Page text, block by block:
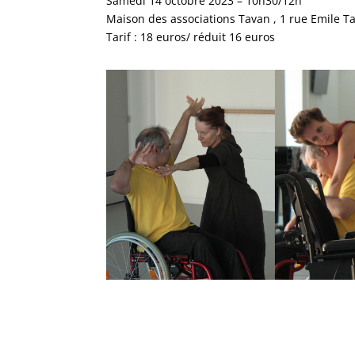
Maison des associations Tavan , 1 rue Emile
Tarif : 18 euros/ réduit 16 euros